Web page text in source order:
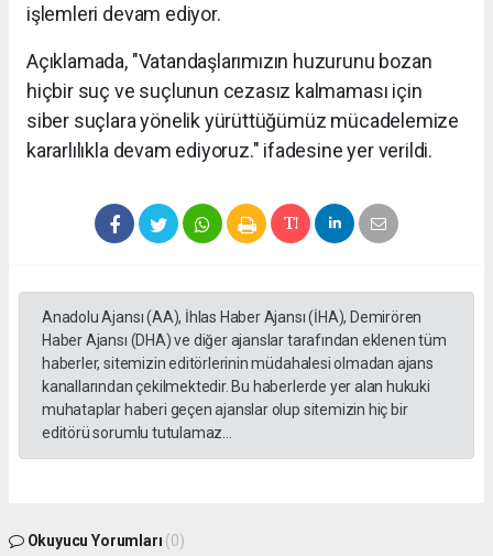
işlemleri devam ediyor.
Açıklamada, "Vatandaşlarımızın huzurunu bozan
hiçbir suç ve suçlunun cezasız kalmaması için
siber suçlara yönelik yürüttüğümüz mücadelemize
kararlılıkla devam ediyoruz." ifadesine yer verildi.
Anadolu Ajansı (AA), İhlas Haber Ajansı (İHA), Demirören
Haber Ajansı (DHA) ve diğer ajanslar tarafından eklenen tüm
haberler, sitemizin editörlerinin müdahalesi olmadan ajans
kanallarından çekilmektedir. Bu haberlerde yer alan hukuki
muhataplar haberi geçen ajanslar olup sitemizin hiç bir
editörü sorumlu tutulamaz...
Okuyucu Yorumları (0)